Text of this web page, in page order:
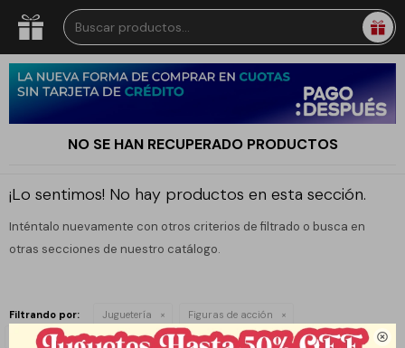

NO SE HAN RECUPERADO PRODUCTOS
¡Lo sentimos! No hay productos en esta sección.
Inténtalo nuevamente con otros criterios de filtrado o busca en
otras secciones de nuestro catálogo.
Filtrando por: Juguetería
Figuras de acción
Harry Potter
Quitar filtros